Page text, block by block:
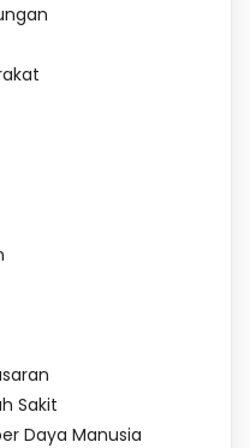
Sakit
Daya Manusia